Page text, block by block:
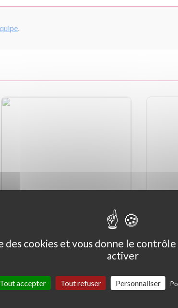
.
Ceanothus thyrs. 'Skylark'
des cookies et vous donne le contrôle
activer
Tout accepter Tout refuser Personnaliser